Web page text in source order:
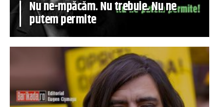
Nu ne-mpăcăm. Nu trebuie. Nu ne
putem permite